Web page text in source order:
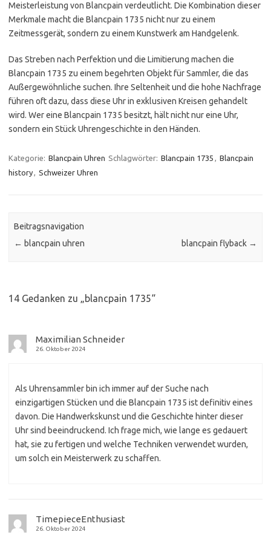
Meisterleistung von Blancpain verdeutlicht. Die Kombination dieser
Merkmale macht die Blancpain 1735 nicht nur zu einem
Zeitmessgerät, sondern zu einem Kunstwerk am Handgelenk.
Das Streben nach Perfektion und die Limitierung machen die
Blancpain 1735 zu einem begehrten Objekt für Sammler, die das
Außergewöhnliche suchen. Ihre Seltenheit und die hohe Nachfrage
führen oft dazu, dass diese Uhr in exklusiven Kreisen gehandelt
wird. Wer eine Blancpain 1735 besitzt, hält nicht nur eine Uhr,
sondern ein Stück Uhrengeschichte in den Händen.
Kategorie: Blancpain Uhren Schlagwörter: Blancpain 1735 , Blancpain
history, Schweizer Uhren
Beitragsnavigation
← blancpain uhren blancpain flyback →
14 Gedanken zu „blancpain 1735“
Maximilian Schneider
26. Oktober 2024
Als Uhrensammler bin ich immer auf der Suche nach
einzigartigen Stücken und die Blancpain 1735 ist definitiv eines
davon. Die Handwerkskunst und die Geschichte hinter dieser
Uhr sind beeindruckend. Ich frage mich, wie lange es gedauert
hat, sie zu fertigen und welche Techniken verwendet wurden,
um solch ein Meisterwerk zu schaffen.
TimepieceEnthusiast
26. Oktober 2024